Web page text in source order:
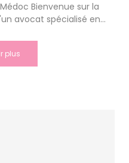
Bienvenue sur la
avocat spécialisé en...
plus